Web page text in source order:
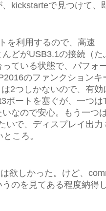
kickstarteで見つけて、
トを利用するので、高速
どがUSB3.1の接続（
ている状態で、パフォ
のファンクションキ
2つしかないので、有効
ポートを塞ぐが、一つ
なので安心。もう一つ
いで、ディスプレイ出
ころ。
欲しかった。けど、
のを見てある程度納得